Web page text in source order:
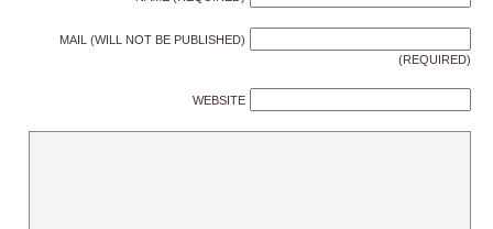
MAIL (WILL NOT BE PUBLISHED)
(REQUIRED)
WEBSITE